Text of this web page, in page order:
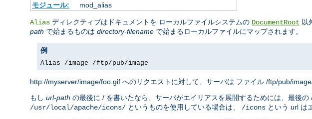
モジュール:
mod_alias
Alias ディレクティブはドキュメントを ローカルファイルシステムの DocumentRoot 以
path で始まるものは directory-filename で始まるローカルファイルにマップされます。
例
Alias /image /ftp/pub/image
http://myserver/image/foo.gif へのリクエストに対して、サーバは ファイル /ftp/pub/
もし url-path の最後に / を書いたなら、サーバがエイリアスを展開するためには、最後の
/usr/local/apache/icons/ というものを使用している場合は、 /icons という url は